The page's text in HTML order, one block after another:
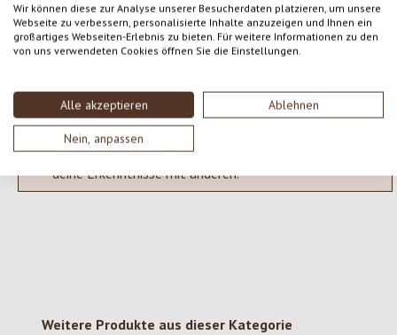
Wir können diese zur Analyse unserer Besucherdaten platzieren, um unsere
Webseite zu verbessern, personalisierte Inhalte anzuzeigen und Ihnen ein
großartiges Webseiten-Erlebnis zu bieten. Für weitere Informationen zu den
von uns verwendeten Cookies öffnen Sie die Einstellungen.
Alle akzeptieren Ablehnen
Nein, anpassen
SCHREIBE EINE BEWERTUNG
Keine Bewertungen gefunden. Gehe voran und teile
deine Erkenntnisse mit anderen.
Produktgalerie überspringen
Weitere Produkte aus dieser Kategorie